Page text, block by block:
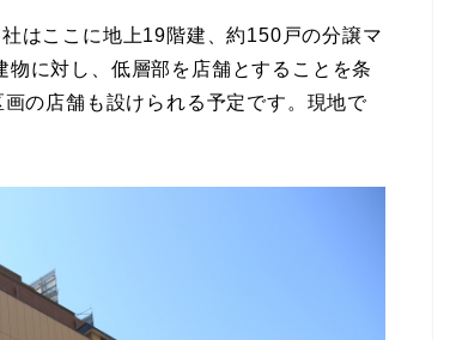
はここに地上19階建、約150戸の分譲マ
に対し、低層部を店舗とすることを条
の店舗も設けられる予定です。現地で